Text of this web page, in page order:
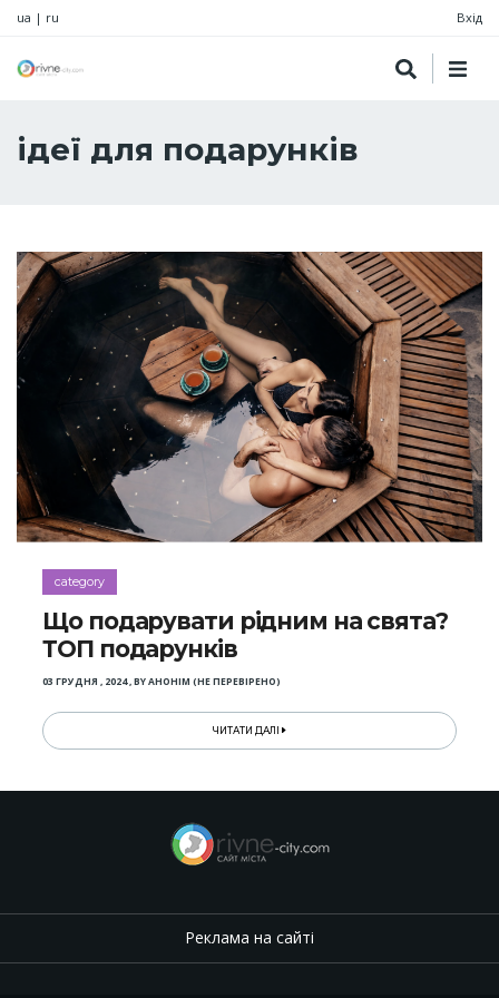
ua | ru Вхід
ідеї для подарунків
category
Що подарувати рідним на свята?
ТОП подарунків
03 ГРУДНЯ , 2024,BYАНОНІМ (НЕ ПЕРЕВІРЕНО)
ЧИТАТИ ДАЛІ
Реклама на сайті